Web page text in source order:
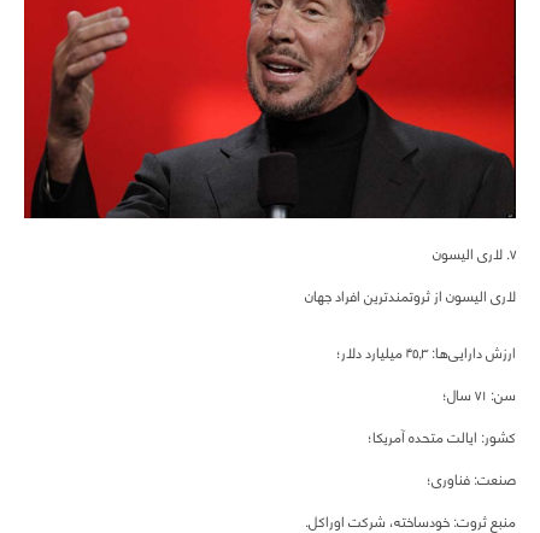
۷. لاری الیسون
لاری الیسون از ثروتمندترین افراد جهان
ارزش دارایی‌ها: ۴۵,۳ میلیارد دلار؛
سن: ۷۱ سال؛
کشور: ایالت متحده آمریکا؛
صنعت: فناوری؛
منبع ثروت: خودساخته، شرکت اوراکل.